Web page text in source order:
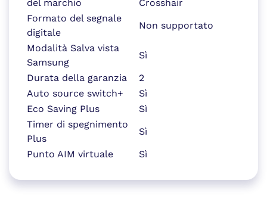
del marchio
Crosshair
Formato del segnale
digitale
Non supportato
Modalità Salva vista
Samsung
Sì
Durata della garanzia
2
Auto source switch+
Sì
Eco Saving Plus
Sì
Timer di spegnimento
Plus
Sì
Punto AIM virtuale
Sì